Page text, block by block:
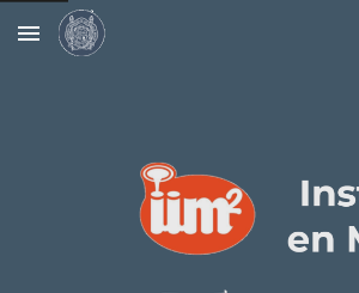
Skip to main content